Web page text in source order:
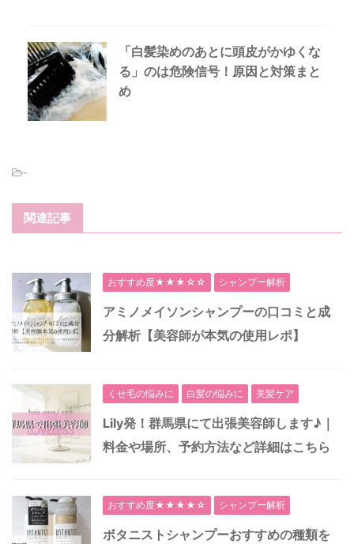
「白髪染めのあとに頭皮がかゆくな
る」のは危険信号！原因と対策まと
め
-
関連記事
おすすめ度★★★☆☆ シャンプー解析
アミノメイソンシャンプーの口コミと成
分解析【美容師が本気の使用レポ】
くせ毛の悩みに 白髪の悩みに 美髪ケア
Lily発！群馬県にて出張美容師します♪｜
料金や場所、予約方法など詳細はこちら
おすすめ度★★★★☆ シャンプー解析
ボタニストシャンプーおすすめの種類を